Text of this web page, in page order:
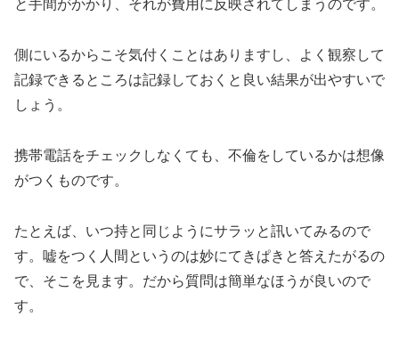
と手間がかかり、それが費用に反映されてしまうのです。
側にいるからこそ気付くことはありますし、よく観察して
記録できるところは記録しておくと良い結果が出やすいで
しょう。
携帯電話をチェックしなくても、不倫をしているかは想像
がつくものです。
たとえば、いつ持と同じようにサラッと訊いてみるので
す。嘘をつく人間というのは妙にてきぱきと答えたがるの
で、そこを見ます。だから質問は簡単なほうが良いので
す。